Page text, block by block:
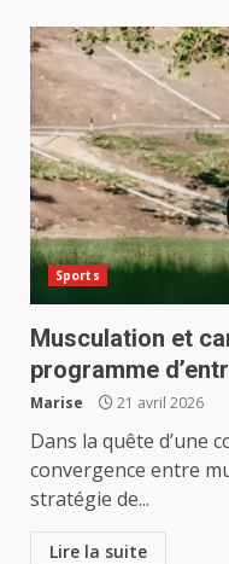
Sports
Musculation et
programme
Marise 21 avril 2026
Dans la quête d’une
convergence entre
stratégie de...
Lire la suite